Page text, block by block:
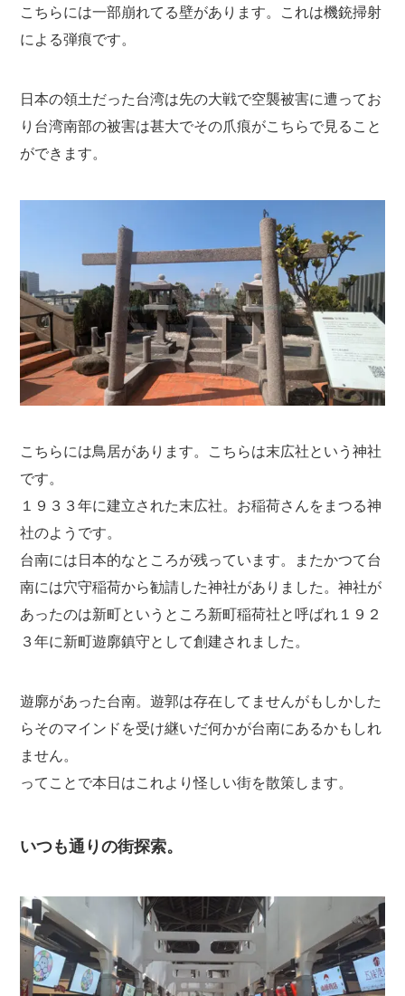
こちらには一部崩れてる壁があります。これは機銃掃射
による弾痕です。
日本の領土だった台湾は先の大戦で空襲被害に遭ってお
り台湾南部の被害は甚大でその爪痕がこちらで見ること
ができます。
こちらには鳥居があります。こちらは末広社という神社
です。
１９３３年に建立された末広社。お稲荷さんをまつる神
社のようです。
台南には日本的なところが残っています。またかつて台
南には穴守稲荷から勧請した神社がありました。神社が
あったのは新町というところ新町稲荷社と呼ばれ１９２
３年に新町遊廓鎮守として創建されました。
遊廓があった台南。遊郭は存在してませんがもしかした
らそのマインドを受け継いだ何かが台南にあるかもしれ
ません。
ってことで本日はこれより怪しい街を散策します。
いつも通りの街探索。